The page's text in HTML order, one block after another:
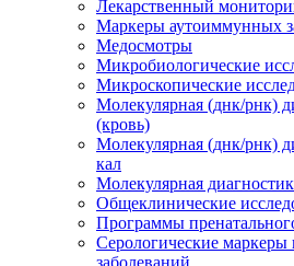
Лекарственный
Маркеры аутоиммунных
Медосмотры
Микробиологические
Микроскопические
Молекулярная (днк/рнк)
(кровь)
Молекулярная (днк/рнк)
кал
Молекулярная
Общеклинические
Программы
Серологические
заболеваний